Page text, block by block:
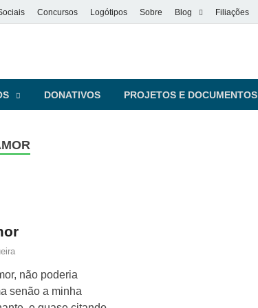
Concursos Logótipos Sobre Blog Filiações
Ciclável
DONATIVOS PROJETOS E DOCUMENTOS
não poderia
senão a minha